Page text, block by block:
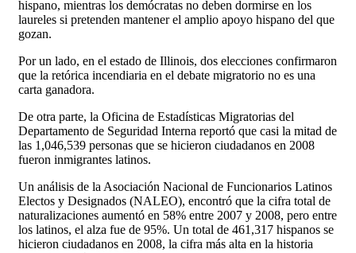
hispano, mientras los demócratas no deben dormirse en los
laureles si pretenden mantener el amplio apoyo hispano del que
gozan.
Por un lado, en el estado de Illinois, dos elecciones confirmaron
que la retórica incendiaria en el debate migratorio no es una
carta ganadora.
De otra parte, la Oficina de Estadísticas Migratorias del
Departamento de Seguridad Interna reportó que casi la mitad de
las 1,046,539 personas que se hicieron ciudadanos en 2008
fueron inmigrantes latinos.
Un análisis de la Asociación Nacional de Funcionarios Latinos
Electos y Designados (NALEO), encontró que la cifra total de
naturalizaciones aumentó en 58% entre 2007 y 2008, pero entre
los latinos, el alza fue de 95%. Un total de 461,317 hispanos se
hicieron ciudadanos en 2008, la cifra más alta en la historia